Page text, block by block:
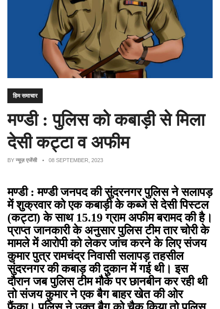
हिम समाचार
मण्डी : पुलिस को कबाड़ी से मिला
देसी कट्टा व अफीम
BY न्यूज़ एजेंसी • 08 SEPTEMBER, 2023
मण्डी : मण्डी जनपद की सुंदरनगर पुलिस ने सलापड़
में शुक्रवार को एक कबाड़ी के कब्जे से देसी पिस्टल
(कट्टा) के साथ 15.19ग्राम अफीम बरामद की है।
प्राप्त जानकारी के अनुसार पुलिस टीम तार चोरी के
मामले में आरोपी को लेकर जांच करने के लिए संजय
कुमार पुत्र रामचंद्र निवासी सलापड़ तहसील
सुंदरनगर की कबाड़ की दुकान में गई थी। इस
दौरान जब पुलिस टीम मौके पर छानबीन कर रही थी
तो संजय कुमार ने एक बैग बाहर खेत की ओर